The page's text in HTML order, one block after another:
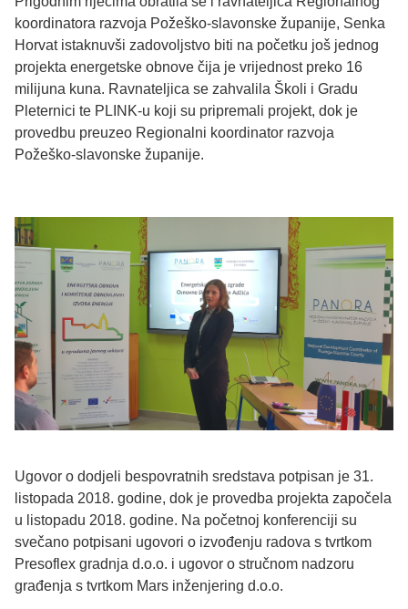
koordinatora razvoja Požeško-slavonske županije, Senka
Horvat istaknuvši zadovoljstvo biti na početku još jednog
projekta energetske obnove čija je vrijednost preko 16
milijuna kuna. Ravnateljica se zahvalila Školi i Gradu
Pleternici te PLINK-u koji su pripremali projekt, dok je
provedbu preuzeo Regionalni koordinator razvoja
Požeško-slavonske županije.
Ugovor o dodjeli bespovratnih sredstava potpisan je 31.
listopada 2018. godine, dok je provedba projekta započela
u listopadu 2018. godine. Na početnoj konferenciji su
svečano potpisani ugovori o izvođenju radova s tvrtkom
Presoflex gradnja d.o.o. i ugovor o stručnom nadzoru
građenja s tvrtkom Mars inženjering d.o.o.